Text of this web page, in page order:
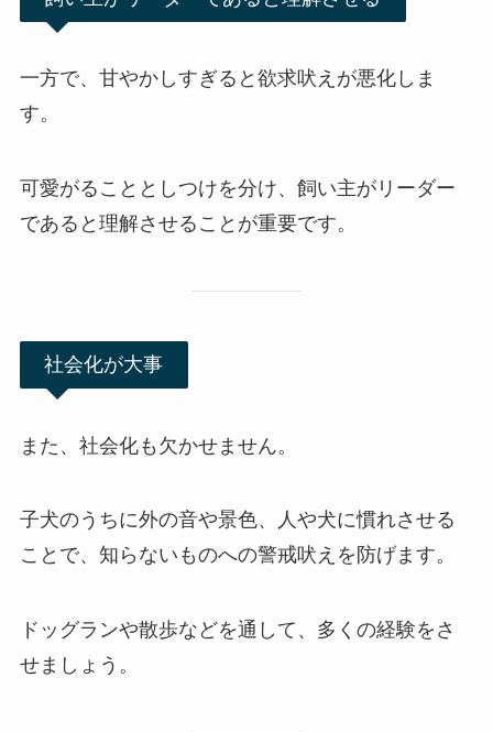
一方で、甘やかしすぎると欲求吠えが悪化しま
す。
可愛がることとしつけを分け、飼い主がリーダー
であると理解させることが重要です。
社会化が大事
また、社会化も欠かせません。
子犬のうちに外の音や景色、人や犬に慣れさせる
ことで、知らないものへの警戒吠えを防げます。
ドッグランや散歩などを通して、多くの経験をさ
せましょう。